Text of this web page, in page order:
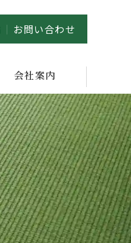
お問い合わせ
会社案内